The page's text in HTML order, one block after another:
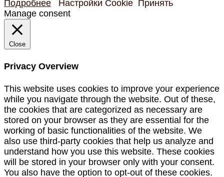
Подробнее
Настройки Cookie Принять
Manage consent
Close
Privacy Overview
This website uses cookies to improve your experience
while you navigate through the website. Out of these,
the cookies that are categorized as necessary are
stored on your browser as they are essential for the
working of basic functionalities of the website. We
also use third-party cookies that help us analyze and
understand how you use this website. These cookies
will be stored in your browser only with your consent.
You also have the option to opt-out of these cookies.